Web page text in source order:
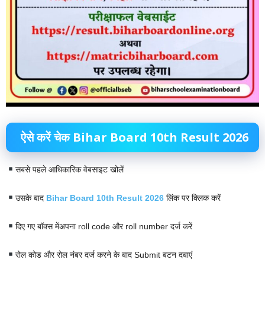
ऐसे करें चेक Bihar Board 10th Result 2026
सबसे पहले आधिकारिक वेबसाइट खोलें
उसके बाद Bihar Board 10th Result 2026लिंक पर क्लिक करें
दिए गए बॉक्स मेंअपना roll code और roll number दर्ज करें
रोल कोड और रोल नंबर दर्ज करने के बाद Submit बटन दबाएं